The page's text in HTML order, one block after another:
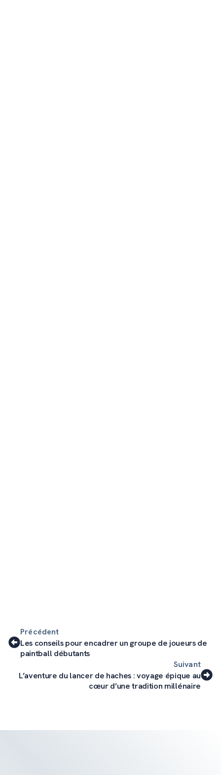
Précédent
Les conseils pour encadrer un groupe de joueurs de
paintball débutants
Suivant
L’aventure du lancer de haches : voyage épique au
cœur d’une tradition millénaire